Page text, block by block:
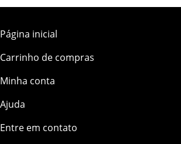
Página inicial
Carrinho de compras
Minha conta
Ajuda
Entre em contato